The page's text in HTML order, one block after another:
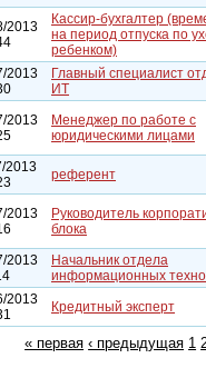
2013
Кассир-бухгалтер
на период отпуска по
ребенком)
2013
Главный специалист
ИТ
2013
Менеджер по работе с
юридическими лицами
2013
референт
2013
Руководитель
блока
2013
Начальник отдела
информационных
2013
Кредитный эксперт
« первая ‹ предыдущая 1